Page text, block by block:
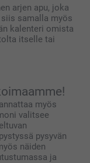
arjen apu, joka
samalla myös
kalenteri omista
itselle tai
myös
valitsee
pysyvän
näiden
ja